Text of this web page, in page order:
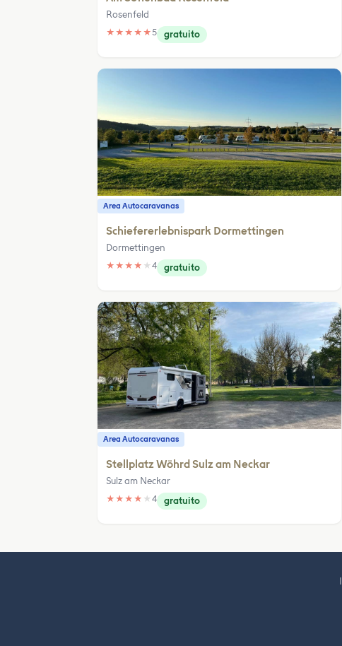
Rosenfeld
★ ★ ★ ★ ★5 gratuito
Area Autocaravanas
Schiefererlebnispark Dormettingen
Dormettingen
★ ★ ★ ★ ★ 4 gratuito
Area Autocaravanas
Stellplatz Wöhrd Sulz am Neckar
Sulz am Neckar
★ ★ ★ ★ ★ 4 gratuito